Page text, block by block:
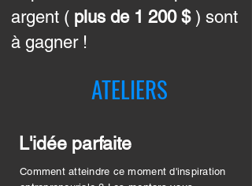
argent ( plus de 1 200 $) sont
à gagner !
ATELIERS
L'idée parfaite
Comment atteindre ce moment d'inspiration